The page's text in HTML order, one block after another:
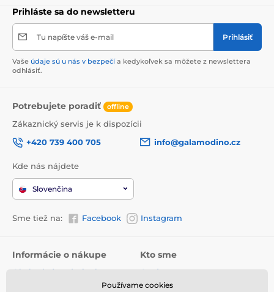
Prihláste sa do newsletteru
Tu napíšte váš e-mail Prihlásiť
Vaše údaje sú u nás v bezpečí a kedykoľvek sa môžete z newslettera
odhlásiť.
Potrebujete poradiť offline
Zákaznický servis je k dispozícii
+420 739 400 705
info@galamodino.cz
Kde nás nájdete
Slovenčina
Sme tiež na: Facebook Instagram
Informácie o nákupe
Obchodné podmienky
Kto sme
O nás
Kontaktné údaje
Používame cookies